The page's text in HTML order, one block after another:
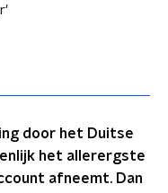
door het Duitse
het allerergste
afneemt. Dan